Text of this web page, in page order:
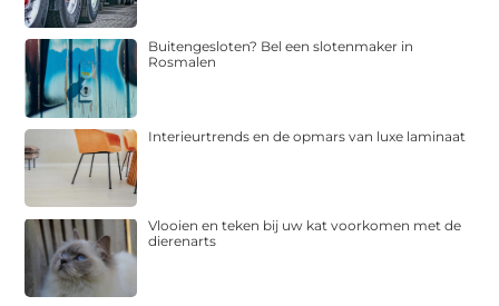
Buitengesloten? Bel een slotenmaker in
Rosmalen
Interieurtrends en de opmars van luxe laminaat
Vlooien en teken bij uw kat voorkomen met de
dierenarts